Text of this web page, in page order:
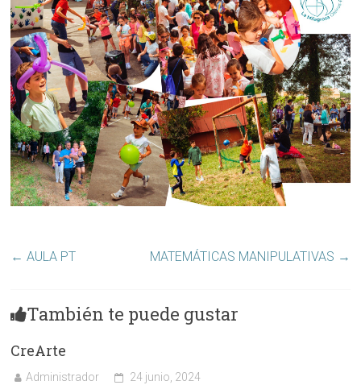
← AULA PT MATEMÁTICAS MANIPULATIVAS →
También te puede gustar
CreArte
Administrador 24 junio, 2024